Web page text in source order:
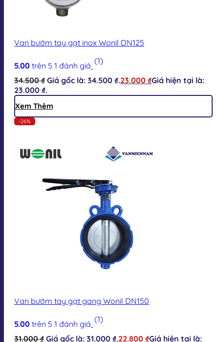
Van bướm tay gạt inox Wonil DN125
5.00 trên 5 1 đánh giá (1)
34.500₫ Giá gốc là: 34.500 ₫.23.000 ₫Giá hiện tại là:
23.000 ₫.
Xem Thêm
-26%
Van bướm tay gạt gang Wonil DN150
5.00 trên 5 1 đánh giá (1)
31.000₫ Giá gốc là: 31.000 ₫.22.800 ₫Giá hiện tại là: